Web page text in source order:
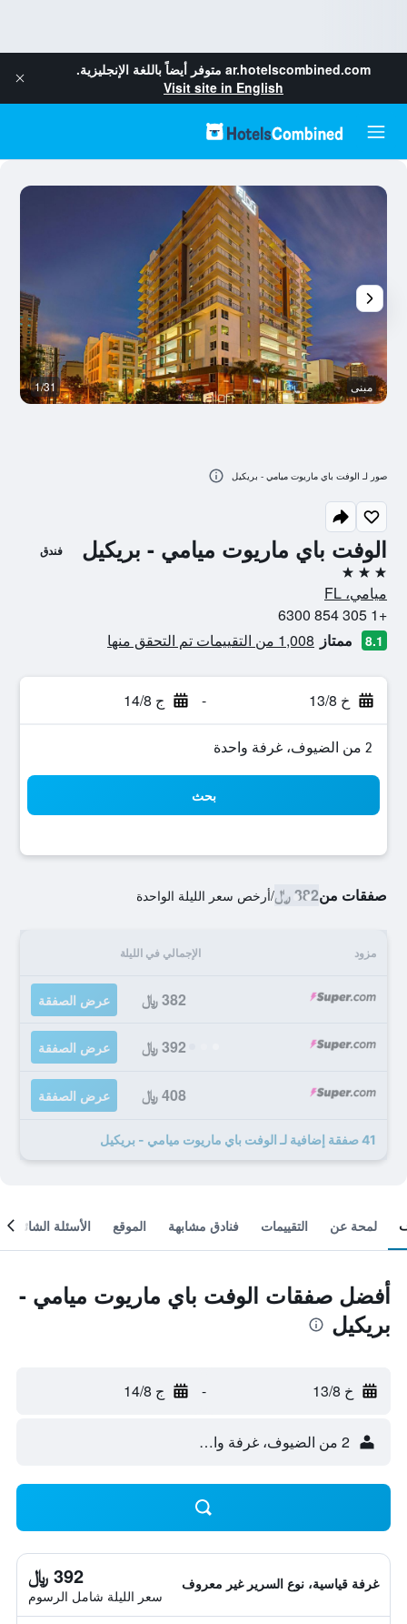
ar.hotelscombined.com متوفر أيضاً باللغة الإنجليزية.
Visit site in English
الوفت باي ماريوت ميامي - بريكيل فندق
3 نجوم
ميامي، FL
+1 305 854 6300
8.1 ممتاز 1,008 من التقييمات تم التحقق منها
خ 13/8 - ج 14/8
2 من الضيوف، غرفة واحدة
بحث
صفقات من382 ﷼ /أرخص سعر الليلة الواحدة
مزود الإجمالي في الليلة
382 ﷼ عرض الصفقة
392 ﷼ عرض الصفقة
408 ﷼ عرض الصفقة
41 صفقة إضافية لـ الوفت باي ماريوت ميامي - بريكيل
مبنى 1/31
صور لـ الوفت باي ماريوت ميامي - بريكيل
لمحة عن التقييمات فنادق مشابهة الموقع الأسئلة الشائعة
أفضل صفقات الوفت باي ماريوت ميامي -
بريكيل
خ 13/8 - ج 14/8
2 من الضيوف، غرفة واحدة
غرفة قياسية، نوع السرير غير معروف 392 ﷼
سعر الليلة شامل الرسوم